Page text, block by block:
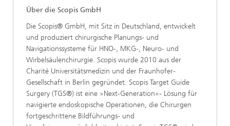
Über die Scopis GmbH
Die Scopis® GmbH, mit Sitz in Deutschland, entwickelt
und produziert chirurgische Planungs- und
Navigationssysteme für HNO-, MKG-, Neuro- und
Wirbelsäulenchirurgie. Scopis wurde 2010 aus der
Charité Universitätsmedizin und der Fraunhofer-
Gesellschaft in Berlin gegründet. Scopis Target Guide
Surgery (TGS®) ist eine »Next-Generation«- Lösung für
navigierte endoskopische Operationen, die Chirurgen
fortgeschrittene Bildführungs- und